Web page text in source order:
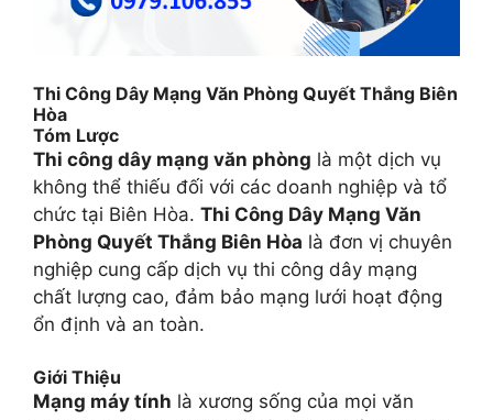
Thi Công Dây Mạng Văn Phòng Quyết Thắng Biên
Hòa
Tóm Lược
Thi công dây mạng văn phòng là một dịch vụ
không thể thiếu đối với các doanh nghiệp và tổ
chức tại Biên Hòa. Thi Công Dây Mạng Văn
Phòng Quyết Thắng Biên Hòa là đơn vị chuyên
nghiệp cung cấp dịch vụ thi công dây mạng
chất lượng cao, đảm bảo mạng lưới hoạt động
ổn định và an toàn.
Giới Thiệu
Mạng máy tính là xương sống của mọi văn